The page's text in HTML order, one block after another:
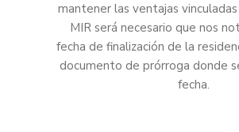
mantener las ventajas
MIR será necesario que nos
fecha de finalización de la
documento de prórroga donde
fecha.